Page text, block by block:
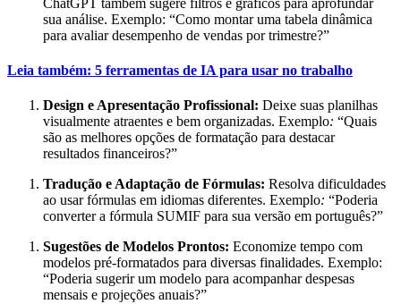
sua análise. Exemplo: “Como montar uma tabela dinâmica
para avaliar desempenho de vendas por trimestre?”
Leia também: 5 ferramentas de IA para usar no trabalho
Design e Apresentação Profissional: Deixe suas planilhas
visualmente atraentes e bem organizadas. Exemplo: “Quais
são as melhores opções de formatação para destacar
resultados financeiros?”
Tradução e Adaptação de Fórmulas: Resolva dificuldades
ao usar fórmulas em idiomas diferentes. Exemplo: “Poderia
converter a fórmula SUMIF para sua versão em português?”
Sugestões de Modelos Prontos: Economize tempo com
modelos pré-formatados para diversas finalidades. Exemplo:
“Poderia sugerir um modelo para acompanhar despesas
mensais e projeções anuais?”